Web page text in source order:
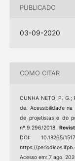
PUBLICADO
03-09-2020
COMO CITAR
CUNHA NETO, P. G.;
de. Acessibilidade na
de projetistas e do
nº.9.296/2018.
DOI: 10.18265/
https://
Acesso em: 7 ago.